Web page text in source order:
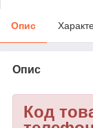
Опис
Опис
Код